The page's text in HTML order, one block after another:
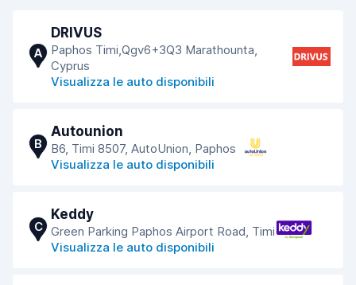
A
DRIVUS
Paphos Timi,Qgv6+3Q3 Marathounta,
Cyprus
Visualizza le auto disponibili
B
Autounion
B6, Timi 8507, AutoUnion, Paphos
Visualizza le auto disponibili
C
Keddy
Green Parking Paphos Airport Road, Timi
Visualizza le auto disponibili